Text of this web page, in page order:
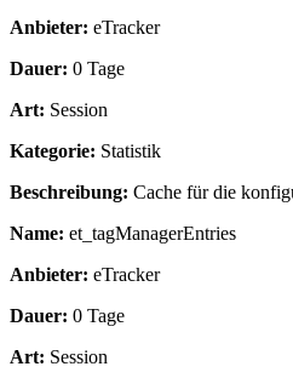
Anbieter: eTracker
Dauer: 0 Tage
Art: Session
Kategorie: Statistik
Beschreibung: Cache für die
Name: et_tagManagerEntries
Anbieter: eTracker
Dauer: 0 Tage
Art: Session